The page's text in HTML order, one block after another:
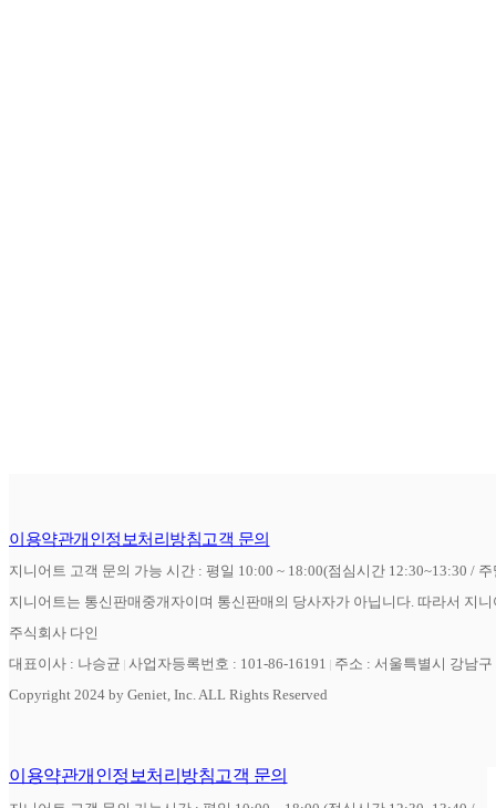
이용약관개인정보처리방침고객 문의
지니어트 고객 문의 가능 시간 : 평일 10:00 ~ 18:00(점심시간 12:30~13:30 /
지니어트는 통신판매중개자이며 통신판매의 당사자가 아닙니다. 따라서 지
주식회사 다인
대표이사 : 나승균 사업자등록번호 : 101-86-16191
주소 : 서울특별시 강남
Copyright 2024 by Geniet, Inc. ALL Rights Reserved
이용약관개인정보처리방침고객 문의